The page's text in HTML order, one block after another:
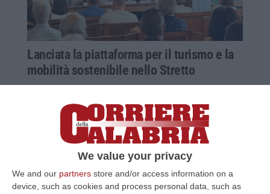
We value your privacy
We and our partners store and/or access information on a
device, such as cookies and process personal data, such as
Lanciata la piattaforma per il turismo e la
mobilità sostenibile nello Stretto
Camere di Commercio di Reggio e Messina.
A disposizione degli utenti vari servizi e
itinerari
Pubblicato il: 24/06/25 – 16:05